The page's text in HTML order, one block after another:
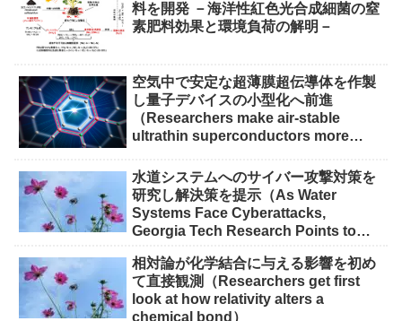
料を開発 －海洋性紅色光合成細菌の窒
素肥料効果と環境負荷の解明－
空気中で安定な超薄膜超伝導体を作製
し量子デバイスの小型化へ前進
（Researchers make air-stable
ultrathin superconductors more
水道システムへのサイバー攻撃対策を
研究し解決策を提示（As Water
Systems Face Cyberattacks,
Georgia Tech Research Points to
相対論が化学結合に与える影響を初め
て直接観測（Researchers get first
look at how relativity alters a
chemical bond）